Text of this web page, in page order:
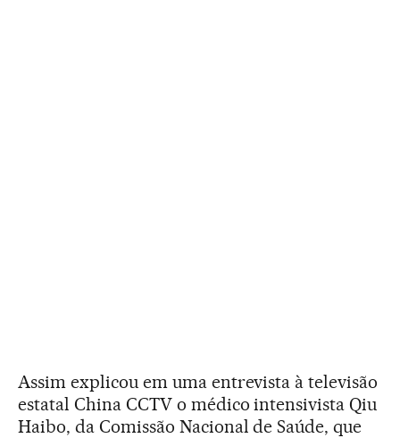
Assim explicou em uma entrevista à televisão
estatal China CCTV o médico intensivista Qiu
Haibo, da Comissão Nacional de Saúde, que